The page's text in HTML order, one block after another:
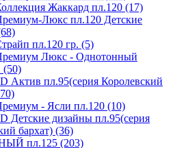
Жаккард пл.120 (17)
Люкс пл.120 Детские
пл.120 гр. (5)
Люкс - Однотонный
(50)
Актив пл.95(серия Королевский
- Ясли пл.120 (10)
Детские дизайны пл.95(серия
бархат) (36)
пл.125 (203)